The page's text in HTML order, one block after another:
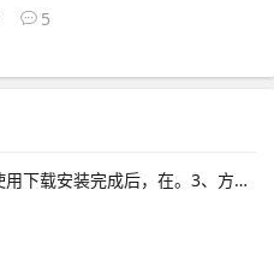
5
载并安装完成下载并使用下载安装完成后，在。3、方法一集中看街景 打开腾讯地图应用，首先确保你使用的是最新版在底部导航栏中点击“发现”选项进入“发现”页面后，选择“街景探索”在这里，你可以浏览到分类清晰的各种街景，